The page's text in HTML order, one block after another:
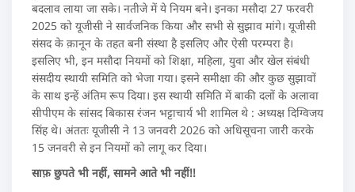
बदलाव लाया जा सके। नतीजे में ये नियम बने। इनका मसौदा 27 फरवरी
2025 को यूजीसी ने सार्वजनिक किया और सभी से सुझाव मांगे। यूजीसी
संसद के क़ानून के तहत बनी संस्था है इसलिए और ऐसी परम्परा है।
इसलिए भी, इन मसौदा नियमों को शिक्षा, महिला, युवा और खेल संबंधी
संसदीय स्थायी समिति को भेजा गया। इसने समीक्षा की और कुछ सुझावों
के साथ इन्हें अंतिम रूप दिया। इस स्थायी समिति में बाकी दलों के अलावा
सीपीएम के सांसद बिकास रंजन भट्टाचार्य भी शामिल थे : अध्यक्ष दिग्विजय
सिंह थे। अंततः यूजीसी ने 13 जनवरी 2026 को अधिसूचना जारी करके
15 जनवरी से इन नियमों को लागू कर दिया।
साफ़ छुपते भी नहीं, सामने आते भी नहीं!!